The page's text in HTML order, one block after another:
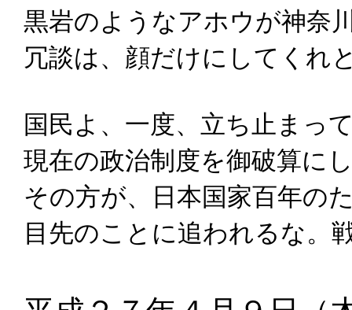
黒岩のようなアホウが神奈
冗談は、顔だけにしてくれ
国民よ、一度、立ち止まっ
現在の政治制度を御破算に
その方が、日本国家百年の
目先のことに追われるな。